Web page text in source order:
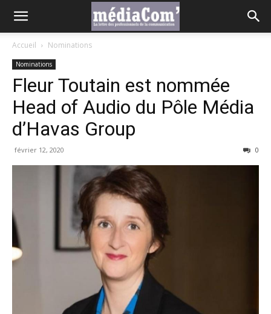
Accueil Nominations
Nominations
Fleur Toutain est nommée
Head of Audio du Pôle Média
d’Havas Group
février 12, 2020 0